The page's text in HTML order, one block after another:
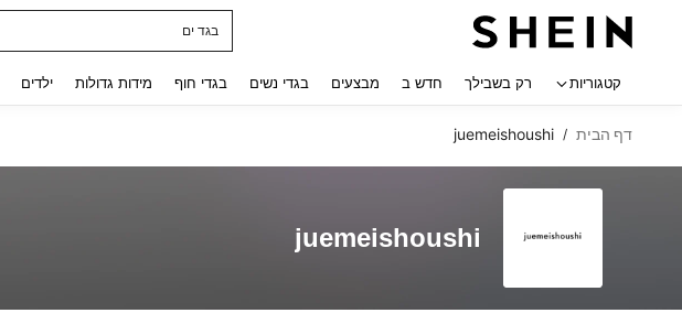
בגד ים
קטגוריות רק בשבילך חדש ב מבצעים בגדי נשים בגדי חוף מידות גדולות ילדים
דף הבית /
juemeishoushi
juemeishoushi